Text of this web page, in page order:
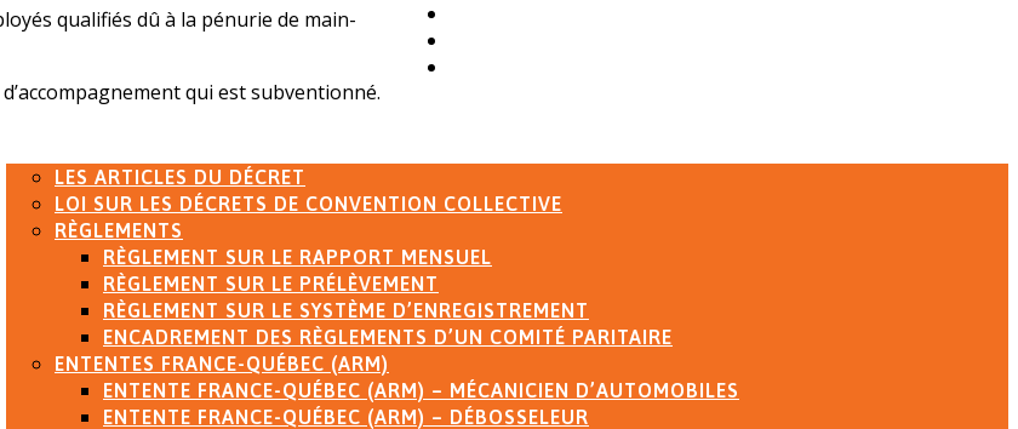
LES ARTICLES DU DÉCRET
LOI SUR LES DÉCRETS DE CONVENTION COLLECTIVE
RÈGLEMENTS
RÈGLEMENT SUR LE RAPPORT MENSUEL
RÈGLEMENT SUR LE PRÉLÈVEMENT
RÈGLEMENT SUR LE SYSTÈME D’ENREGISTREMENT
ENCADREMENT DES RÈGLEMENTS D’UN COMITÉ PARITAIRE
ENTENTES FRANCE-QUÉBEC (ARM)
ENTENTE FRANCE-QUÉBEC (ARM) – MÉCANICIEN D’AUTOMOBILES
ENTENTE FRANCE-QUÉBEC (ARM) – DÉBOSSELEUR
qualifiés dû à la pénurie de main-
qui est subventionné.